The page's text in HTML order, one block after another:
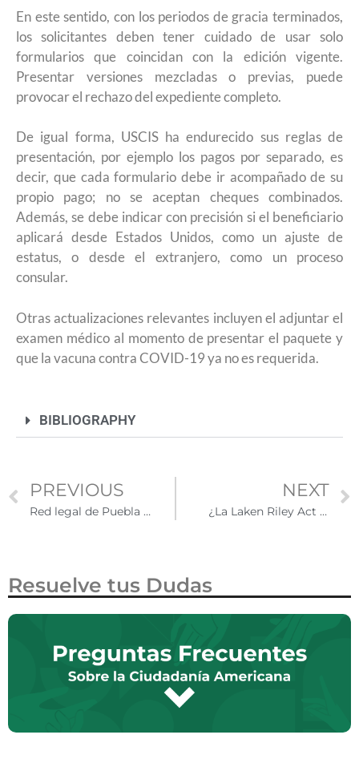
En este sentido, con los periodos de gracia terminados,
los solicitantes deben tener cuidado de usar solo
formularios que coincidan con la edición vigente.
Presentar versiones mezcladas o previas, puede
provocar el rechazo del expediente completo.
De igual forma, USCIS ha endurecido sus reglas de
presentación, por ejemplo los pagos por separado, es
decir, que cada formulario debe ir acompañado de su
propio pago; no se aceptan cheques combinados.
Además, se debe indicar con precisión si el beneficiario
aplicará desde Estados Unidos, como un ajuste de
estatus, o desde el extranjero, como un proceso
consular.
Otras actualizaciones relevantes incluyen el adjuntar el
examen médico al momento de presentar el paquete y
que la vacuna contra COVID-19 ya no es requerida.
BIBLIOGRAPHY
PREVIOUS
Red legal de Puebla ofrece apoyo a migrantes
NEXT
¿La Laken Riley Act afecta a todos los inmigrantes?
Resuelve tus Dudas